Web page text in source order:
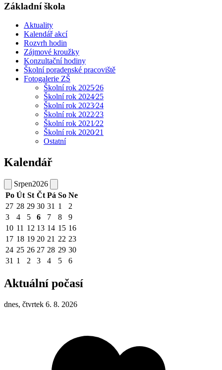
Základní škola
Aktuality
Kalendář akcí
Rozvrh hodin
Zájmové kroužky
Konzultační hodiny
Školní poradenské pracoviště
Fotogalerie ZŠ
Školní rok 2025⁄26
Školní rok 2024⁄25
Školní rok 2023⁄24
Školní rok 2022⁄23
Školní rok 2021⁄22
Školní rok 2020⁄21
Ostatní
Kalendář
Srpen2026
Po Út St Čt Pá So Ne
27 28 29 30 31 1
2
3
4 5 6 7 8
9
10 11 12 13 14 15 16
17 18 19 20 21 22 23
24 25 26 27 28 29 30
31 1 2 3 4 5 6
Aktuální počasí
dnes, čtvrtek 6. 8. 2026